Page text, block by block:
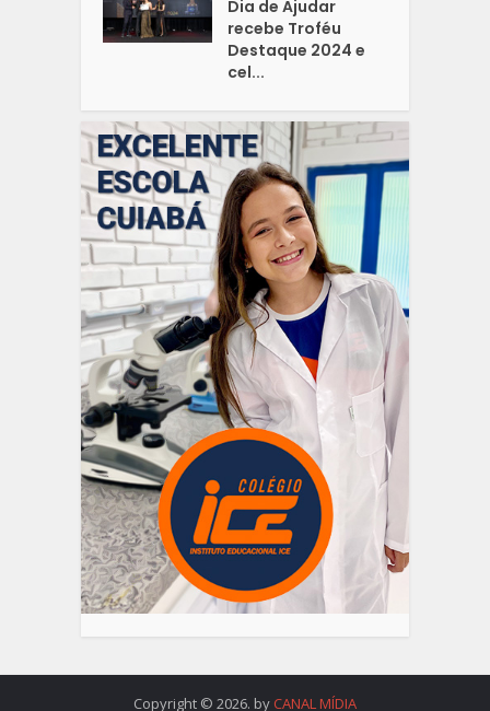
Dia de Ajudar
recebe Troféu
Destaque 2024 e
cel...
Copyright © 2026. by CANAL MÍDIA